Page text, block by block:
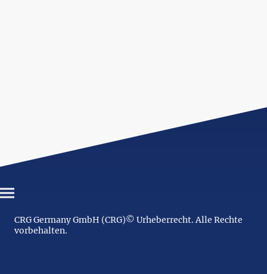
CRG Germany GmbH (CRG)© Urheberrecht. Alle Rechte
vorbehalten.